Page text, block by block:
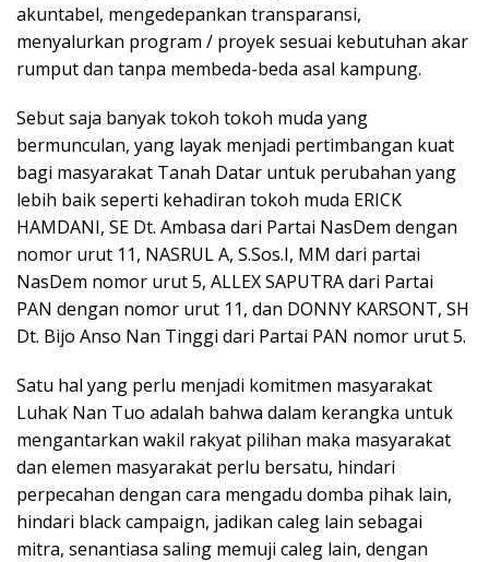
akuntabel, mengedepankan transparansi,
menyalurkan program / proyek sesuai kebutuhan akar
rumput dan tanpa membeda-beda asal kampung.
Sebut saja banyak tokoh tokoh muda yang
bermunculan, yang layak menjadi pertimbangan kuat
bagi masyarakat Tanah Datar untuk perubahan yang
lebih baik seperti kehadiran tokoh muda ERICK
HAMDANI, SE Dt. Ambasa dari Partai NasDem dengan
nomor urut 11, NASRUL A, S.Sos.I, MM dari partai
NasDem nomor urut 5, ALLEX SAPUTRA dari Partai
PAN dengan nomor urut 11, dan DONNY KARSONT, SH
Dt. Bijo Anso Nan Tinggi dari Partai PAN nomor urut 5.
Satu hal yang perlu menjadi komitmen masyarakat
Luhak Nan Tuo adalah bahwa dalam kerangka untuk
mengantarkan wakil rakyat pilihan maka masyarakat
dan elemen masyarakat perlu bersatu, hindari
perpecahan dengan cara mengadu domba pihak lain,
hindari black campaign, jadikan caleg lain sebagai
mitra, senantiasa saling memuji caleg lain, dengan